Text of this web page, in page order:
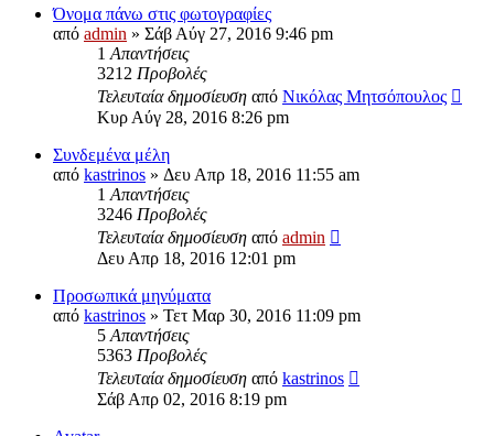
Όνομα πάνω στις φωτογραφίες
από admin » Σάβ Αύγ 27, 2016 9:46 pm
1 Απαντήσεις
3212 Προβολές
Τελευταία δημοσίευση από Νικόλας Μητσόπουλος
Κυρ Αύγ 28, 2016 8:26 pm
Συνδεμένα μέλη
από kastrinos » Δευ Απρ 18, 2016 11:55 am
1 Απαντήσεις
3246 Προβολές
Τελευταία δημοσίευση από admin
Δευ Απρ 18, 2016 12:01 pm
Προσωπικά μηνύματα
από kastrinos » Τετ Μαρ 30, 2016 11:09 pm
5 Απαντήσεις
5363 Προβολές
Τελευταία δημοσίευση από kastrinos
Σάβ Απρ 02, 2016 8:19 pm